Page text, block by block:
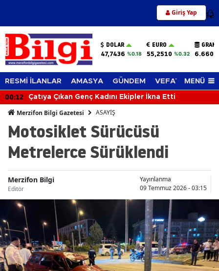
Giriş Yap 12
DOLAR
47,7436 %0.18
EURO
55,2510 %0.32
RESMİ İLANLAR AMASYA GÜNDEM VEFAT EDENLER
MENÜ
00:12 Çatıya Çıkan Genç Kadını Ekipler İkna Etti
Merzifon Bilgi Gazetesi ASAYİŞ
Motosiklet Sürücüsü
Metrelerce Sürüklendi
Merzifon Bilgi
Editör
Yayınlanma
09 Temmuz 2026 - 03:15